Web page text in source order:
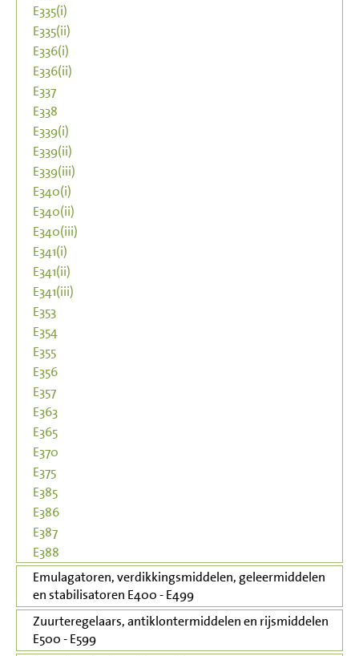
E335(i)
E335(ii)
E336(i)
E336(ii)
E337
E338
E339(i)
E339(ii)
E339(iii)
E340(i)
E340(ii)
E340(iii)
E341(i)
E341(ii)
E341(iii)
E353
E354
E355
E356
E357
E363
E365
E370
E375
E385
E386
E387
E388
Emulagatoren, verdikkingsmiddelen, geleermiddelen
en stabilisatoren E400 - E499
Zuurteregelaars, antiklontermiddelen en rijsmiddelen
E500 - E599